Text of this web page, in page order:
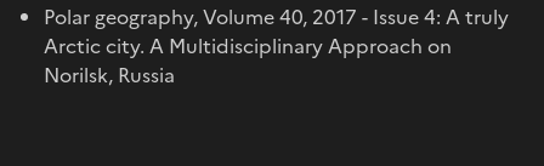
Polar geography, Volume 40, 2017 - Issue 4: A truly
Arctic city. A Multidisciplinary Approach on
Norilsk, Russia